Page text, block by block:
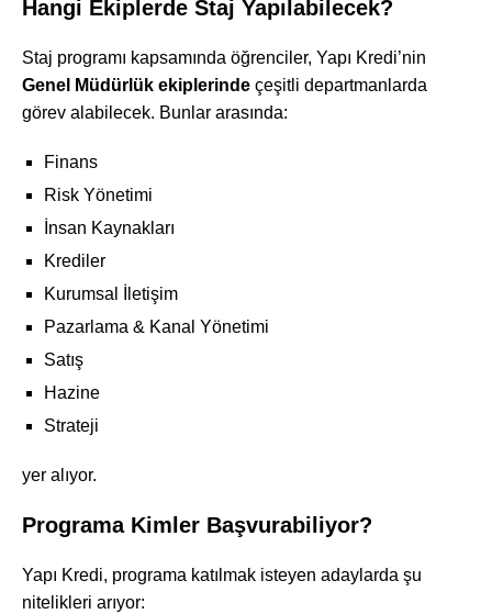
Hangi Ekiplerde Staj Yapılabilecek?
Staj programı kapsamında öğrenciler, Yapı Kredi’nin
Genel Müdürlük ekiplerinde çeşitli departmanlarda
görev alabilecek. Bunlar arasında:
Finans
Risk Yönetimi
İnsan Kaynakları
Krediler
Kurumsal İletişim
Pazarlama & Kanal Yönetimi
Satış
Hazine
Strateji
yer alıyor.
Programa Kimler Başvurabiliyor?
Yapı Kredi, programa katılmak isteyen adaylarda şu
nitelikleri arıyor: